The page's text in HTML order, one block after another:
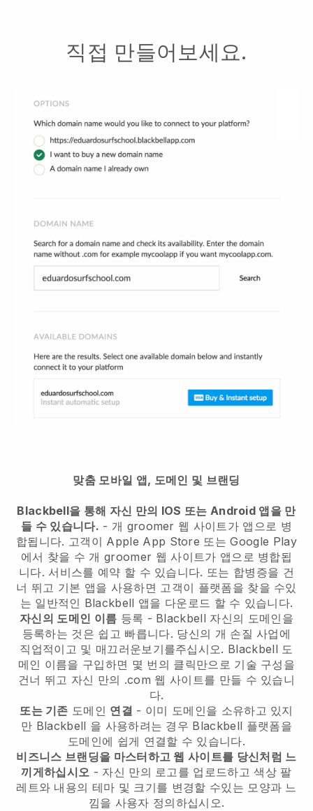
직접 만들어보세요.
맞춤 모바일 앱, 도메인 및 브랜딩
Blackbell을 통해 자신 만의 IOS 또는 Android 앱을 만
들 수 있습니다. - 개 groomer 웹 사이트가 앱으로 병
합됩니다. 고객이 Apple App Store 또는 Google Play
에서 찾을 수 개 groomer 웹 사이트가 앱으로 병합됩
니다. 서비스를 예약 할 수 있습니다. 또는 합병증을 건
너 뛰고 기본 앱을 사용하면 고객이 플랫폼을 찾을 수있
는 일반적인 Blackbell 앱을 다운로드 할 수 있습니다.
자신의 도메인 이름 등록 - Blackbell 자신의 도메인을
등록하는 것은 쉽고 빠릅니다. 당신의 개 손질 사업에
직업적이고 및 매끄러운보기를주십시오. Blackbell 도
메인 이름을 구입하면 몇 번의 클릭만으로 기술 구성을
건너 뛰고 자신 만의 .com 웹 사이트를 만들 수 있습니
다.
또는 기존 도메인 연결 - 이미 도메인을 소유하고 있지
만 Blackbell 을 사용하려는 경우 Blackbell 플랫폼을
도메인에 쉽게 연결할 수 있습니다.
비즈니스 브랜딩을 마스터하고 웹 사이트를 당신처럼 느
끼게하십시오 - 자신 만의 로고를 업로드하고 색상 팔
레트와 내용의 테마 및 크기를 변경할 수있는 모양과 느
낌을 사용자 정의하십시오.